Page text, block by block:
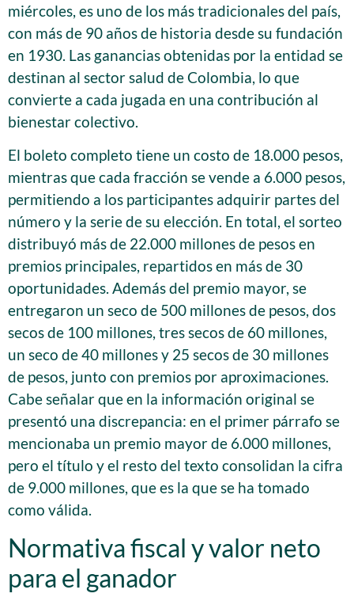
miércoles, es uno de los más tradicionales del país,
con más de 90 años de historia desde su fundación
en 1930. Las ganancias obtenidas por la entidad se
destinan al sector salud de Colombia, lo que
convierte a cada jugada en una contribución al
bienestar colectivo.
El boleto completo tiene un costo de 18.000 pesos,
mientras que cada fracción se vende a 6.000 pesos,
permitiendo a los participantes adquirir partes del
número y la serie de su elección. En total, el sorteo
distribuyó más de 22.000 millones de pesos en
premios principales, repartidos en más de 30
oportunidades. Además del premio mayor, se
entregaron un seco de 500 millones de pesos, dos
secos de 100 millones, tres secos de 60 millones,
un seco de 40 millones y 25 secos de 30 millones
de pesos, junto con premios por aproximaciones.
Cabe señalar que en la información original se
presentó una discrepancia: en el primer párrafo se
mencionaba un premio mayor de 6.000 millones,
pero el título y el resto del texto consolidan la cifra
de 9.000 millones, que es la que se ha tomado
como válida.
Normativa fiscal y valor neto
para el ganador